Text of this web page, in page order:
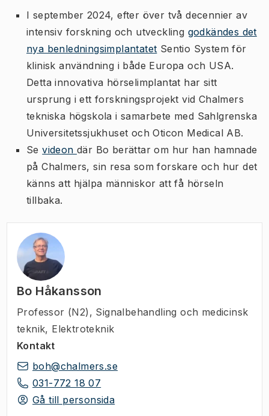
I september 2024, efter över två decennier av
intensiv forskning och utveckling godkändes det
nya benledningsimplantatet Sentio System för
klinisk användning i både Europa och USA.
Detta innovativa hörselimplantat har sitt
ursprung i ett forskningsprojekt vid Chalmers
tekniska högskola i samarbete med Sahlgrenska
Universitetssjukhuset och Oticon Medical AB.
Sevideondär Bo berättar om hur han hamnade
på Chalmers, sin resa som forskare och hur det
känns att hjälpa människor att få hörseln
tillbaka.
Bo Håkansson
Professor (N2) , Signalbehandling och medicinsk
teknik, Elektroteknik
Kontakt
boh@chalmers.se
031-772 18 07
Gå till personsida